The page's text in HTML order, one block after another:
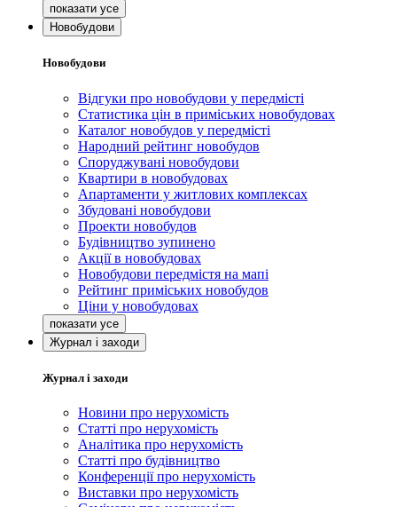
Новобудови
Новобудови
Відгуки про новобудови у передмісті
Статистика цін в приміських новобудовах
Каталог новобудов у передмісті
Народний рейтинг новобудов
Споруджувані новобудови
Квартири в новобудовах
Апартаменти у житлових комплексах
Збудовані новобудови
Проекти новобудов
Будівництво зупинено
Акції в новобудовах
Новобудови передмістя на мапі
Рейтинг приміських новобудов
Ціни у новобудовах
Журнал і заходи
Журнал і заходи
Новини про нерухомість
Статті про нерухомість
Аналітика про нерухомість
Статті про будівництво
Конференції про нерухомість
Виставки про нерухомість